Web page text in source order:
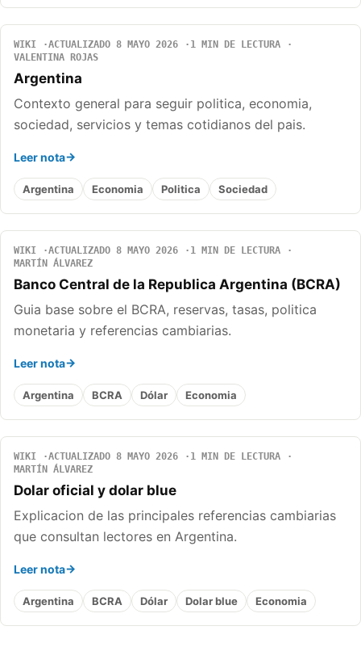
WIKI ACTUALIZADO 8 MAYO 2026
1 MIN DE LECTURA
VALENTINA ROJAS
Argentina
Contexto general para seguir politica, economia,
sociedad, servicios y temas cotidianos del pais.
Leer nota
Argentina Economia Politica Sociedad
WIKI ACTUALIZADO 8 MAYO 2026
1 MIN DE LECTURA
MARTÍN ÁLVAREZ
Banco Central de la Republica Argentina (BCRA)
Guia base sobre el BCRA, reservas, tasas, politica
monetaria y referencias cambiarias.
Leer nota
Argentina BCRA Dólar Economia
WIKI ACTUALIZADO 8 MAYO 2026
1 MIN DE LECTURA
MARTÍN ÁLVAREZ
Dolar oficial y dolar blue
Explicacion de las principales referencias cambiarias
que consultan lectores en Argentina.
Leer nota
Argentina BCRA Dólar Dolar blue Economia